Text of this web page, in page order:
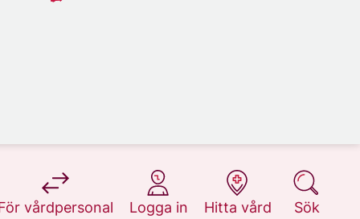
vårdpersonal
på 1177.se
Logga in
på 1177.se
Hitta vård
på 1177.se
Sök
på 1177.se